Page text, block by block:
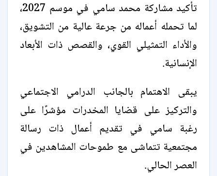
تأكيد مشاركة محمد سامي في موسم 2027،
لما تحمله أعماله من جرعة عالية من التشويق،
والأداء التمثيلي القوي، والقصص ذات الأبعاد
الإنسانية.
يبقى الاهتمام بالجانب الدرامي الاجتماعي
والتركيز على قضايا المخدرات مؤشرًا على
رغبة سامي في تقديم أعمال ذات رسالة
مجتمعية تتماشى مع طموحات المشاهدين في
العصر الحالي.